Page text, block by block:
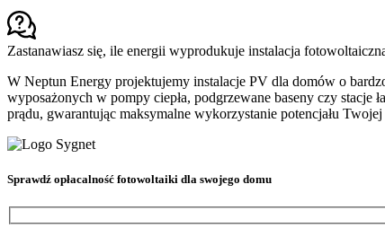
Zastanawiasz się, ile energii wyprodukuje instalacja
W Neptun Energy projektujemy instalacje PV dla domów o
wyposażonych w pompy ciepła, podgrzewane baseny czy stacje
prądu, gwarantując maksymalne wykorzystanie potencjału
Sprawdź opłacalność fotowoltaiki dla swojego domu